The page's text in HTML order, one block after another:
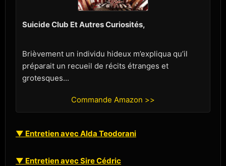
Suicide Club Et Autres Curiosités,
Brièvement un individu hideux m’expliqua qu’il
préparait un recueil de récits étranges et
grotesques...
Commande Amazon >>
▼ Entretien avec Alda Teodorani
▼ Entretien avec Sire Cédric